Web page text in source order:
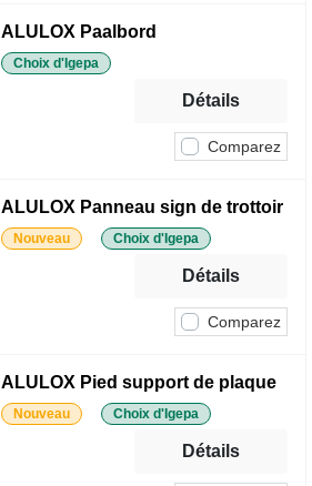
ALULOX Paalbord
Choix d'Igepa
Comparez
Détails
ALULOX Panneau sign de trottoir
Nouveau Choix d'Igepa
Comparez
Détails
ALULOX Pied support de plaque
Nouveau Choix d'Igepa
Détails